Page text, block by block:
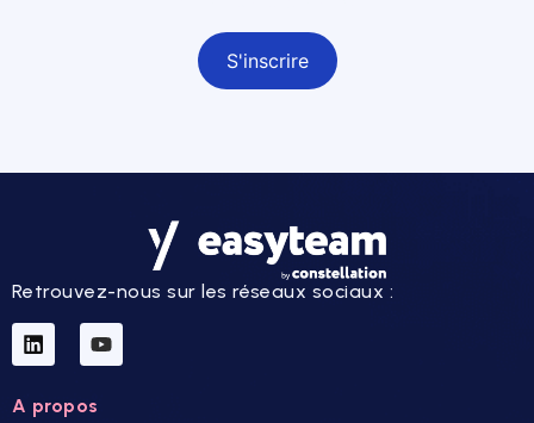
Retrouvez-nous sur les réseaux sociaux :
A propos